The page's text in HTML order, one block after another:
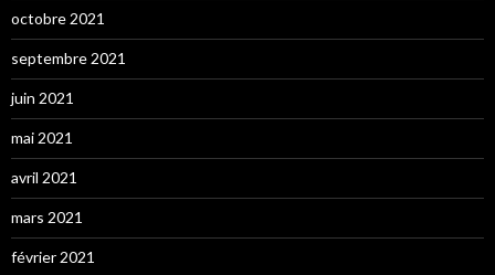
octobre 2021
septembre 2021
juin 2021
mai 2021
avril 2021
mars 2021
février 2021